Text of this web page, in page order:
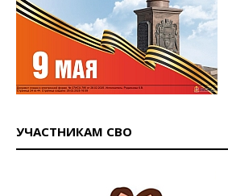
УЧАСТНИКАМ СВО